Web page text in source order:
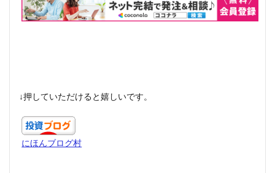
↓押していただけると嬉しいです。
にほんブログ村